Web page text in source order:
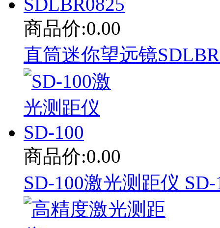
商品价:0.00
直筒迷你望远镜
商品价:0.00
SD-100激光测距仪 SD-